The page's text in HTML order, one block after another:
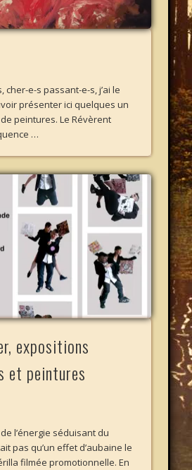
cher-e-s passant-e-s, j’ai le
présenter ici quelques un
peintures. Le Révèrent
…
expositions
et peintures
l’énergie séduisant du
pas qu’un effet d’aubaine le
filmée promotionnelle. En